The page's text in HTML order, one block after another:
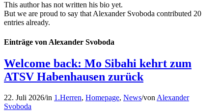
This author has not written his bio yet.
But we are proud to say thatAlexander Svoboda contributed 20
entries already.
Einträge von Alexander Svoboda
Welcome back: Mo Sibahi kehrt zum
ATSV Habenhausen zurück
22. Juli 2026/in 1.Herren, Homepage, News/von Alexander
Svoboda